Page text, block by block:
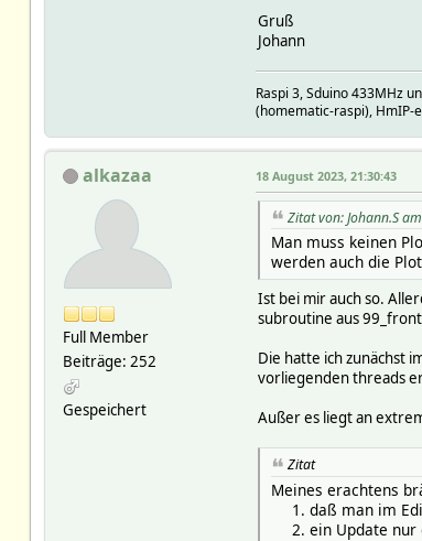
Gruß
Johann
Raspi 3, Sduino 433MHz
(homematic-raspi), HmIP-
alkazaa
Full Member
Beiträge: 252
Gespeichert
18 August 2023, 21:30:43
Zitat von: Johann.S
Man muss keinen
werden auch die
Ist bei mir auch so.
subroutine aus
Die hatte ich zunächst
vorliegenden threads
Außer es liegt an
Zitat
Meines erachtens
daß man im
ein Update